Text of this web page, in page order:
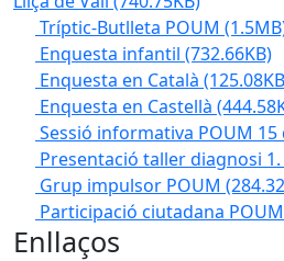
Tríptic-Butlleta POUM
Enquesta infantil (732.66KB)
Enquesta en Català
Enquesta en Castellà
Sessió informativa POUM 15
Presentació taller diagnosi
Grup impulsor POUM
Participació ciutadana
Enllaços